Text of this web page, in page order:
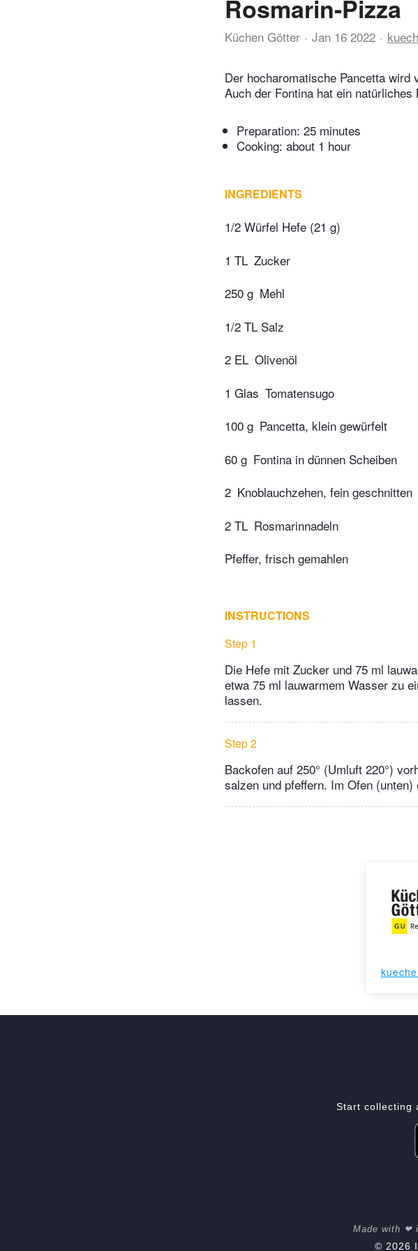
Rosmarin-Pizza
Küchen Götter Jan 16 2022
Der hocharomatische Pancetta
Auch der Fontina hat ein
Preparation: 25 minutes
Cooking: about 1 hour
INGREDIENTS
1/2 Würfel Hefe (21 g)
1 TL Zucker
250 g Mehl
1/2 TL Salz
2 EL Olivenöl
1 Glas Tomatensugo
100 g Pancetta, klein gewürfelt
60 g Fontina in dünnen Scheiben
2 Knoblauchzehen, fein geschnitten
2 TL Rosmarinnadeln
Pfeffer, frisch gemahlen
INSTRUCTIONS
Step 1
Die Hefe mit Zucker und 75 ml
etwa 75 ml lauwarmem Wasser zu
lassen.
Step 2
Backofen auf 250° (Umluft 220°)
salzen und pfeffern. Im Ofen
Start collecting
Made with ❤
© 2026